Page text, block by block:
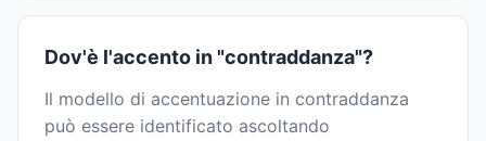
Dov'è l'accento in "contraddanza"?
Il modello di accentuazione in contraddanza
può essere identificato ascoltando